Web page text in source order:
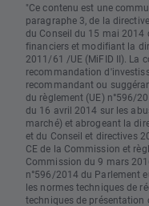
"Ce contenu est une
paragraphe 3, de la
du Conseil du 15 mai
financiers et modifiant la
2011/61 /UE (MiFID II). La
recommandation
recommandant ou
du règlement (UE) n°596/
du 16 avril 2014 sur les
marché) et abrogeant la
et du Conseil et directives
CE de la Commission et
Commission du 9 mars
n°596/2014 du Parlement
les normes techniques de
techniques de